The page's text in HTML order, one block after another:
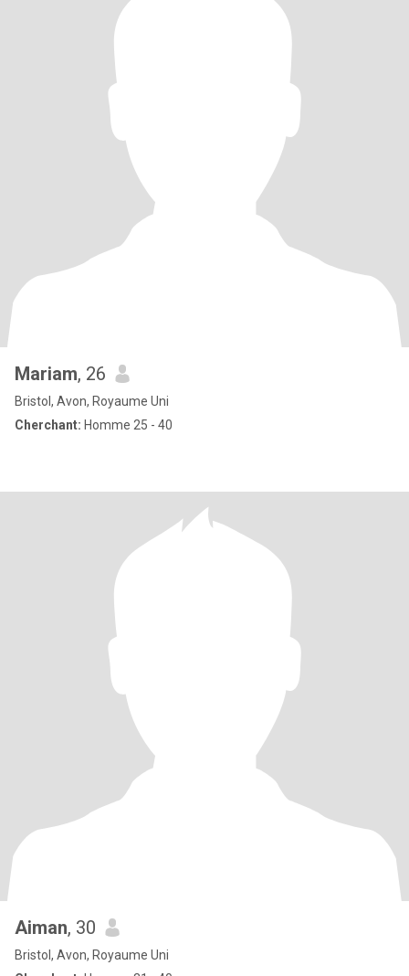
Mariam, 26
Bristol, Avon, Royaume Uni
Cherchant: Homme 25 - 40
Aiman, 30
Bristol, Avon, Royaume Uni